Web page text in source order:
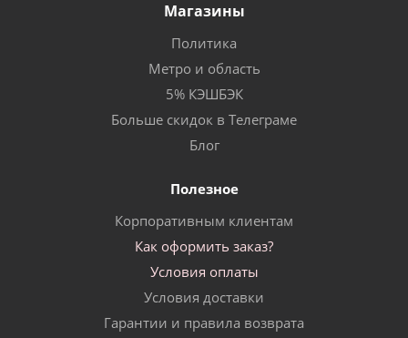
Магазины
Политика
Метро и область
5% КЭШБЭК
Больше скидок в Телеграме
Блог
Полезное
Корпоративным клиентам
Как оформить заказ?
Условия оплаты
Условия доставки
Гарантии и правила возврата